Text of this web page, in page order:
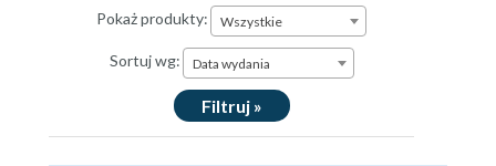
Pokaż produkty: Wszystkie
Sortuj wg: Data wydania
Filtruj »